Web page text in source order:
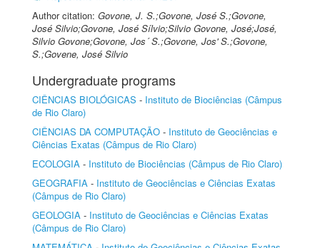
Author citation: Govone, J. S.;Govone, José S.;Govone,
José Silvio;Govone, José Sílvio;Silvio Govone, José;José,
Silvio Govone;Govone, Jos´ S.;Govone, Jos' S.;Govone,
S.;Govene, José Silvio
Undergraduate programs
CIÊNCIAS BIOLÓGICAS - Instituto de Biociências (Câmpus
de Rio Claro)
CIÊNCIAS DA COMPUTAÇÃO - Instituto de Geociências e
Ciências Exatas (Câmpus de Rio Claro)
ECOLOGIA - Instituto de Biociências (Câmpus de Rio Claro)
GEOGRAFIA - Instituto de Geociências e Ciências Exatas
(Câmpus de Rio Claro)
GEOLOGIA - Instituto de Geociências e Ciências Exatas
(Câmpus de Rio Claro)